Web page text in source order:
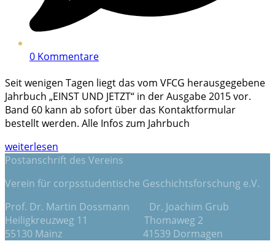
0 Kommentare
Seit wenigen Tagen liegt das vom VFCG herausgegebene
Jahrbuch „EINST UND JETZT“ in der Ausgabe 2015 vor.
Band 60 kann ab sofort über das Kontaktformular
bestellt werden. Alle Infos zum Jahrbuch
weiterlesen
Postanschrift des Vereins
Verein für corpsstudentische Geschichtsforschung e.V.
Prof. Dr. Martin Dossmann Dr. Joachim Grub
Heiligkreuzweg 11 Thomaweg 2
55130 Mainz 41539 Dormagen